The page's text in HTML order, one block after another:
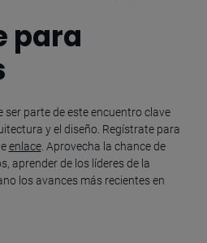
para
parte de este encuentro clave
y el diseño. Regístrate para
enlace. Aprovecha la chance de
aprender de los líderes de la
los avances más recientes en